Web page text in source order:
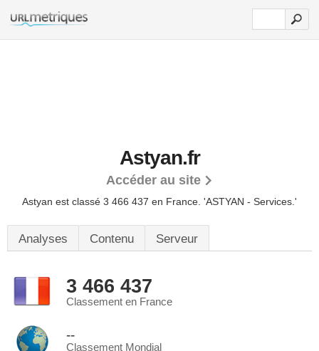
Astyan.fr
Accéder au site
Astyan est classé 3 466 437 en France. 'ASTYAN - Services.'
Analyses Contenu Serveur
3 466 437
Classement en France
--
Classement Mondial